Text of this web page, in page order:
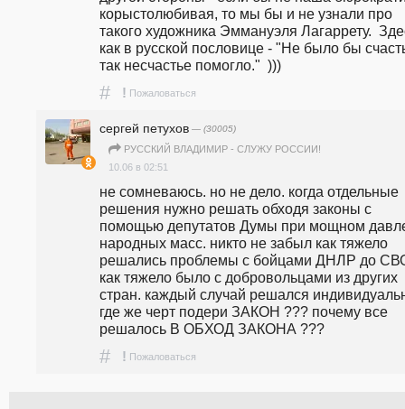
корыстолюбивая, то мы бы и не узнали про
такого художника Эммануэля Лагаррету.
как в русской пословице - "Не было бы
так несчастье помогло."  )))
# ! Пожаловаться
сергей петухов — (30005)
РУССКИЙ ВЛАДИМИР - СЛУЖУ РОССИИ!
10.06 в 02:51
не сомневаюсь. но не дело. когда отдельные
решения нужно решать обходя законы с
помощью депутатов Думы при мощном
народных масс. никто не забыл как тяжело
решались проблемы с бойцами ДНЛР до
как тяжело было с добровольцами из других
стран. каждый случай решался
где же черт подери ЗАКОН ??? почему все
решалось В ОБХОД ЗАКОНА ???
# ! Пожаловаться